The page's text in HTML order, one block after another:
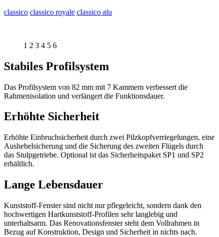
classico classico royale classico alu
1 2 3 4 5 6
Stabiles Profilsystem
Das Profilsystem von 82 mm mit 7 Kammern verbessert die
Rahmenisolation und verlängert die Funktionsdauer.
Erhöhte Sicherheit
Erhöhte Einbruchsicherheit durch zwei Pilzkopfverriegelungen, eine
Aushebelsicherung und die Sicherung des zweiten Flügels durch
das Stulpgetriebe. Optional ist das Sicherheitspaket SP1 und SP2
erhältlich.
Lange Lebensdauer
Kunststoff-Fenster sind nicht nur pflegeleicht, sondern dank den
hochwertigen Hartkunststoff-Profilen sehr langlebig und
unterhaltsarm. Das Renovationsfenster steht dem Vollrahmen in
Bezug auf Konstruktion, Design und Sicherheit in nichts nach.